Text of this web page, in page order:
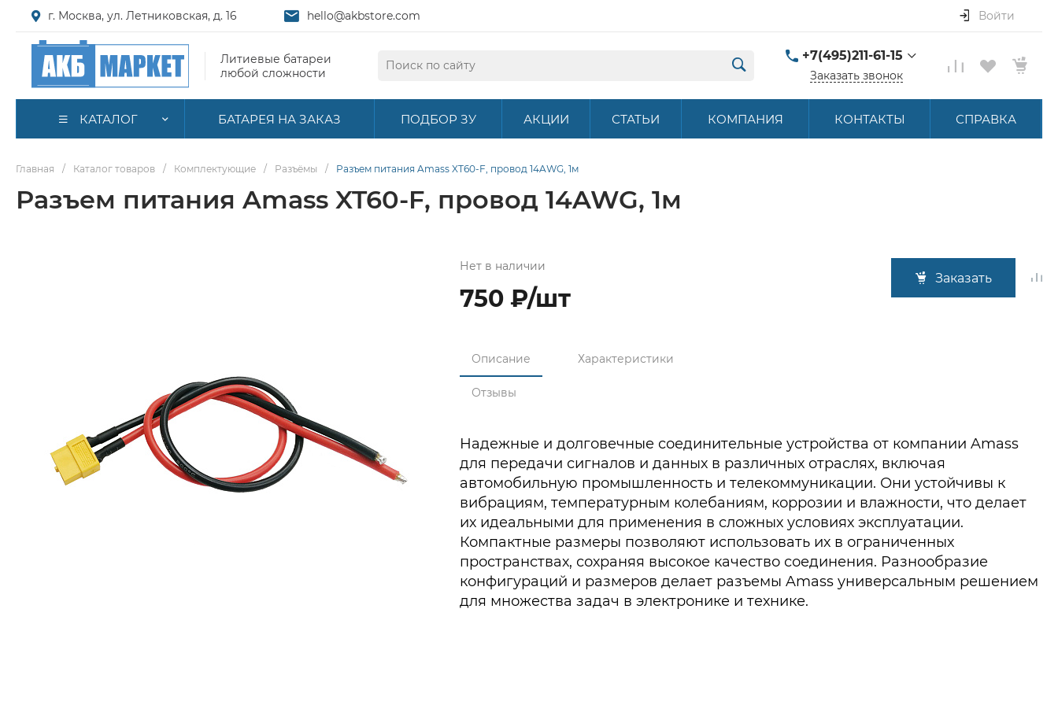
г. Москва, ул. Летниковская, д. 16 hello@akbstore.com Войти
Литиевые батареи
любой сложности
+7(495)211-61-15
+7(495)211-61-15
г. Москва, ул.
Заказать звонок
КАТАЛОГ БАТАРЕЯ НА ЗАКАЗ ПОДБОР ЗУ АКЦИИ СТАТЬИ КОМПАНИЯ КОНТАКТЫ СПРАВКА
Главная / Каталог товаров / Комплектующие / Разъёмы / Разъем питания Amass XT60-F, провод 14AWG, 1м
Разъем питания Amass XT60-F, провод 14AWG, 1м
Нет в наличии
750 ₽/шт
Заказать
Описание Характеристики
Отзывы
Надежные и долговечные соединительные устройства от компании Amass
для передачи сигналов и данных в различных отраслях, включая
автомобильную промышленность и телекоммуникации. Они устойчивы к
вибрациям, температурным колебаниям, коррозии и влажности, что делает
их идеальными для применения в сложных условиях эксплуатации.
Компактные размеры позволяют использовать их в ограниченных
пространствах, сохраняя высокое качество соединения. Разнообразие
конфигураций и размеров делает разъемы Amass универсальным решением
для множества задач в электронике и технике.